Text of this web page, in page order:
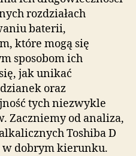
rozdziałach
baterii,
które mogą się
sposobom ich
jak unikać
oraz
tych niezwykle
Zaczniemy od analiza,
Toshiba D
w dobrym kierunku.